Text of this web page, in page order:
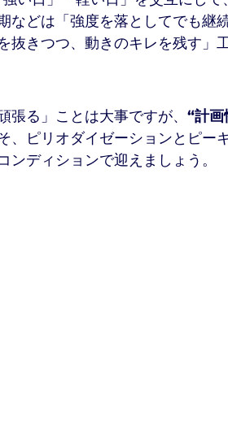
などは「強度を落としてでも継
抜きつつ、動きのキレを残す」
張る」ことは大事ですが、 “計
、ピリオダイゼーションとピー
ンディションで迎えましょう。